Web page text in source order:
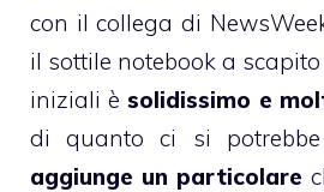
con il collega di
il sottile notebook a
iniziali èsolidissimo e
di quanto ci si potrebbe
aggiunge un particolare